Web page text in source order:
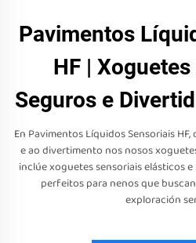
Pavimentos
HF |
Seguros e
En Pavimentos Líquidos Sensoriais
e ao divertimento nos nosos
inclúe xoguetes sensoriais elásticos
perfeitos para nenos que
exploración